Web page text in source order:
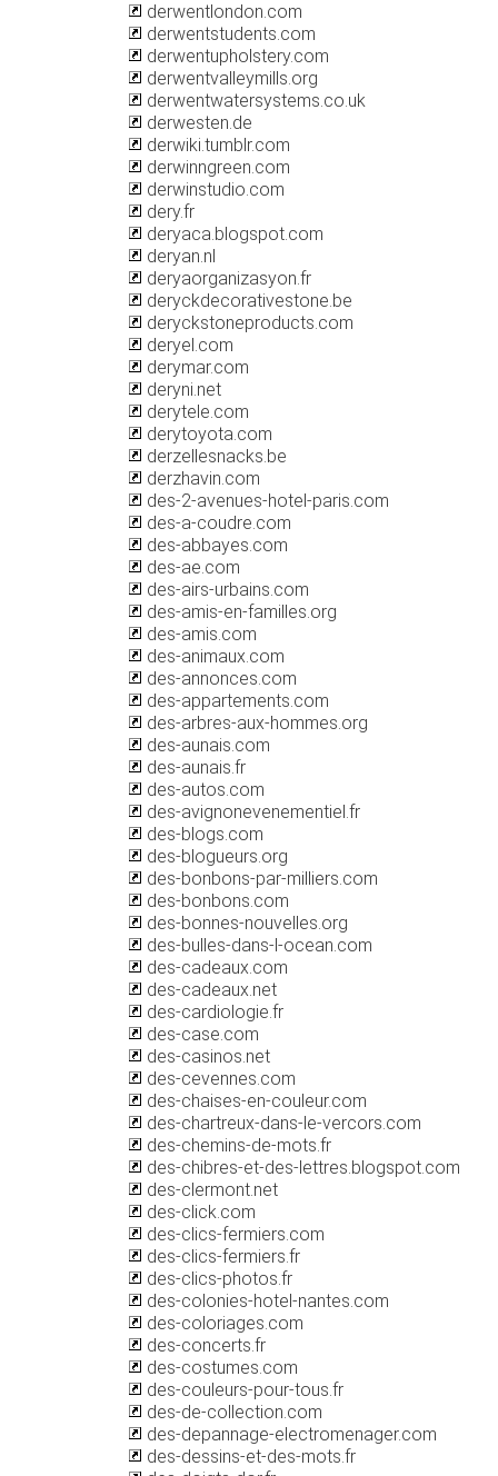
derwentlondon.com
derwentstudents.com
derwentupholstery.com
derwentvalleymills.org
derwentwatersystems.co.uk
derwesten.de
derwiki.tumblr.com
derwinngreen.com
derwinstudio.com
dery.fr
deryaca.blogspot.com
deryan.nl
deryaorganizasyon.fr
deryckdecorativestone.be
deryckstoneproducts.com
deryel.com
derymar.com
deryni.net
derytele.com
derytoyota.com
derzellesnacks.be
derzhavin.com
des-2-avenues-hotel-paris.com
des-a-coudre.com
des-abbayes.com
des-ae.com
des-airs-urbains.com
des-amis-en-familles.org
des-amis.com
des-animaux.com
des-annonces.com
des-appartements.com
des-arbres-aux-hommes.org
des-aunais.com
des-aunais.fr
des-autos.com
des-avignonevenementiel.fr
des-blogs.com
des-blogueurs.org
des-bonbons-par-milliers.com
des-bonbons.com
des-bonnes-nouvelles.org
des-bulles-dans-l-ocean.com
des-cadeaux.com
des-cadeaux.net
des-cardiologie.fr
des-case.com
des-casinos.net
des-cevennes.com
des-chaises-en-couleur.com
des-chartreux-dans-le-vercors.com
des-chemins-de-mots.fr
des-chibres-et-des-lettres.blogspot.com
des-clermont.net
des-click.com
des-clics-fermiers.com
des-clics-fermiers.fr
des-clics-photos.fr
des-colonies-hotel-nantes.com
des-coloriages.com
des-concerts.fr
des-costumes.com
des-couleurs-pour-tous.fr
des-de-collection.com
des-depannage-electromenager.com
des-dessins-et-des-mots.fr